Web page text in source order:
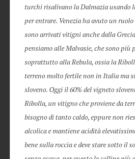
turchi risalivano la Dalmazia usando
per entrare. Venezia ha avuto un
sono arrivati vitigni anche dalla
pensiamo alle Malvasie, che sono
soprattutto alla Rebula, ossia la
terreno molto fertile non in Italia ma
sloveno. Oggi il 60% del vigneto
Ribolla, un vitigno che proviene da
bisogno di tanto caldo, eppure non
alcolica e mantiene acidità
bene sulla roccia e deve stare sotto il